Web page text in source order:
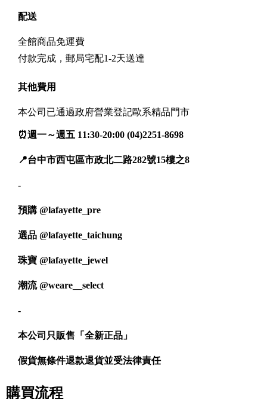
配送
全館商品免運費
付款完成，郵局宅配1-2天送達
其他費用
本公司已通過政府營業登記歐系精品門市
⏰週一～週五 11:30-20:00 (04)2251-8698
📍台中市西屯區市政北二路282號15樓之8
-
預購 @lafayette_pre
選品 @lafayette_taichung
珠寶 @lafayette_jewel
潮流@weare__select
-
本公司只販售「全新正品」
假貨無條件退款退貨並受法律責任
購買流程